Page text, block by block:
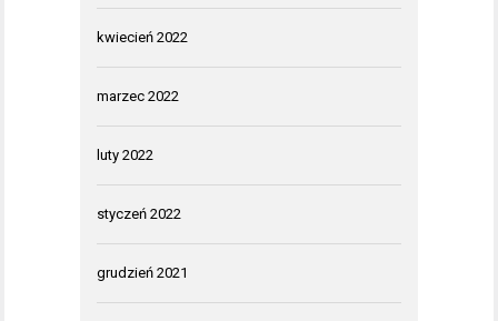
kwiecień 2022
marzec 2022
luty 2022
styczeń 2022
grudzień 2021